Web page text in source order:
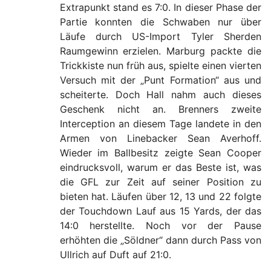
Extrapunkt stand es 7:0. In dieser Phase der
Partie konnten die Schwaben nur über
Läufe durch US-Import Tyler Sherden
Raumgewinn erzielen. Marburg packte die
Trickkiste nun früh aus, spielte einen vierten
Versuch mit der „Punt Formation“ aus und
scheiterte. Doch Hall nahm auch dieses
Geschenk nicht an. Brenners zweite
Interception an diesem Tage landete in den
Armen von Linebacker Sean Averhoff.
Wieder im Ballbesitz zeigte Sean Cooper
eindrucksvoll, warum er das Beste ist, was
die GFL zur Zeit auf seiner Position zu
bieten hat. Läufen über 12, 13 und 22 folgte
der Touchdown Lauf aus 15 Yards, der das
14:0 herstellte. Noch vor der Pause
erhöhten die „Söldner“ dann durch Pass von
Ullrich auf Duft auf 21:0.